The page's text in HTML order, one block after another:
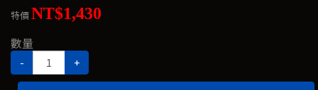
特價NT$1,430
數量
- +